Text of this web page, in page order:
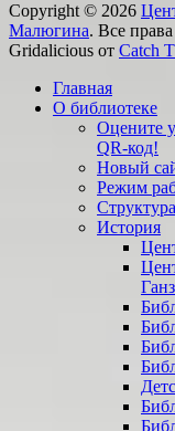
Copyright © 2026
Малюгина. Все
Gridalicious от Catch
вверх
Главная
О библиотеке
Оцените
QR-код!
Новый
Режим
Структура
История